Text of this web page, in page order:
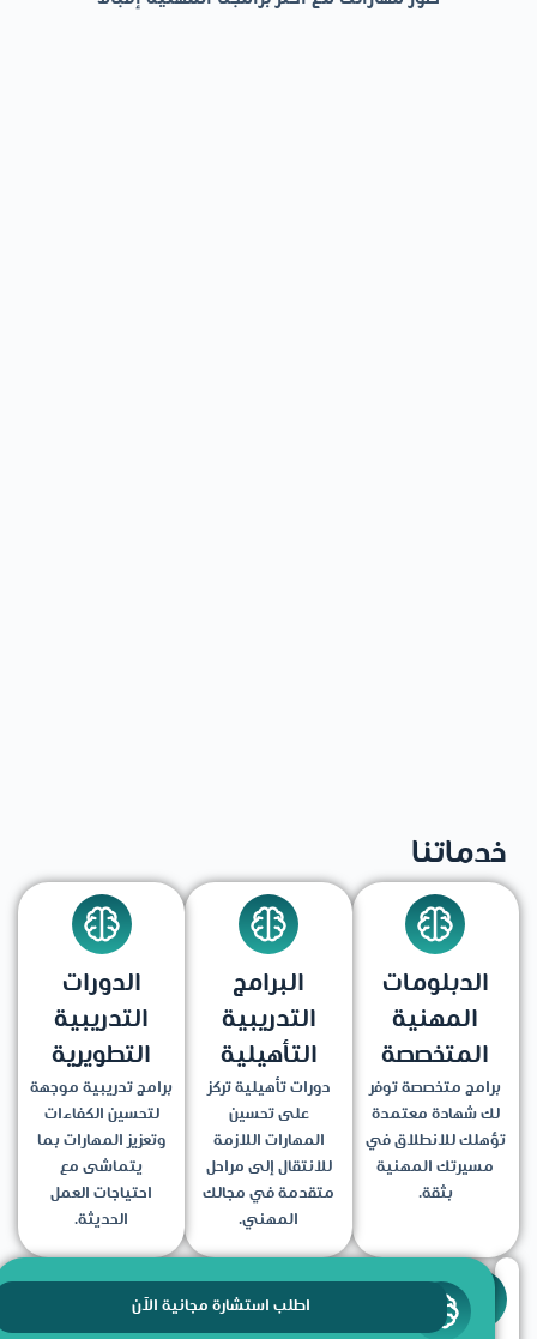
خدماتنا
الدبلومات
المهنية
المتخصصة
برامج متخصصة توفر
لك شهادة معتمدة
تؤهلك للانطلاق في
مسيرتك المهنية
بثقة.
البرامج
التدريبية
التأهيلية
دورات تأهيلية تركز
على تحسين
المهارات اللازمة
للانتقال إلى مراحل
متقدمة في مجالك
المهني.
الدورات
التدريبية
التطويرية
برامج تدريبية موجهة
لتحسين الكفاءات
وتعزيز المهارات بما
يتماشى مع
احتياجات العمل
الحديثة.
اطلب استشارة مجانية الآن